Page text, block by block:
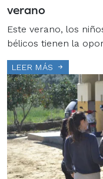
verano
Este verano, los
bélicos tienen la
LEER MÁS